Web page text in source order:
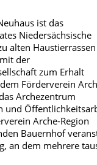
ist das
Niedersächsische
alten
der
zum Erhalt
Förderverein
Archezentrum
und
Arche-Region
Bauernhof
an dem mehrere